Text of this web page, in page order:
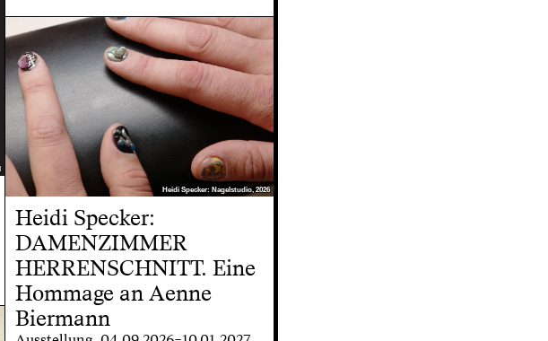
Heidi Specker: Nagelstudio, 2026
Heidi Specker: Nagelstudio, 2026
Heidi Specker:
DAMENZIMMER
HERRENSCHNITT. Eine
Hommage an Aenne
Biermann